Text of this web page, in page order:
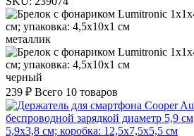
металлик
черный
239 ₽ Всего 10 товаров